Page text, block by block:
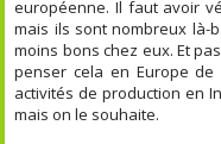
européenne. Il faut avoir
mais ils sont nombreux là-
moins bons chez eux. Et
penser cela en Europe
activités de production en
mais on le souhaite.